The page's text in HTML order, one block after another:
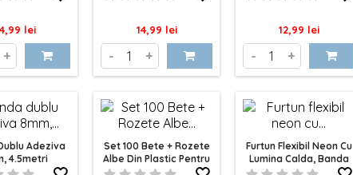
lei
+
Pret
14,99 lei
- +
Pret
12,99 lei
- +
Adeziva
4.5metri
Set 100 Bete + Rozete
Albe Din Plastic Pentru
Baloane
Furtun Flexibil Neon Cu
Lumina Calda, Banda
Led 5m